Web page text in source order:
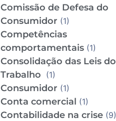
Comissão de Defesa do
Consumidor (1)
Competências
comportamentais(1)
Consolidação das Leis do
Trabalho (1)
Consumidor (1)
Conta comercial (1)
Contabilidade na crise(9)